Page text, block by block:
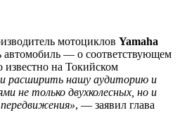
мотоциклов Yamaha
автомобиль — о соответствующем
на Токийском
расширить нашу аудиторию и
не только двухколесных, но и
, — заявил глава